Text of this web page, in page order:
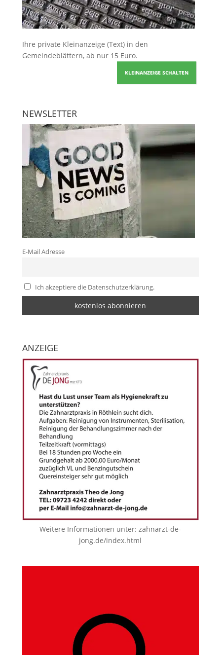
Ihre private Kleinanzeige (Text) in den
Gemeindeblättern, ab nur 15 Euro.
KLEINANZEIGE SCHALTEN
NEWSLETTER
E-Mail Adresse
Ich akzeptiere die Datenschutzerklärung.
ANZEIGE
Weitere Informationen unter:zahnarzt-de-
jong.de/index.html